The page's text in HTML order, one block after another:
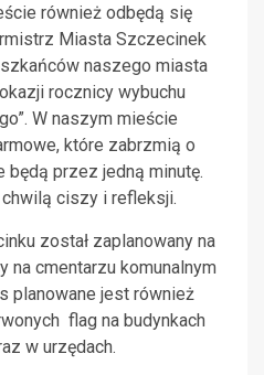
również odbędą się
Miasta Szczecinek
naszego miasta
rocznicy wybuchu
W naszym mieście
które zabrzmią o
będą przez jedną minutę.
ciszy i refleksji.
został zaplanowany na
na cmentarzu komunalnym
planowane jest również
flag na budynkach
w urzędach.